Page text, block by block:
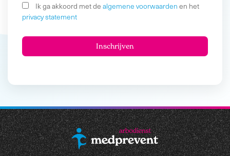
Ik ga akkoord met de algemene voorwaarden en het
privacy statement